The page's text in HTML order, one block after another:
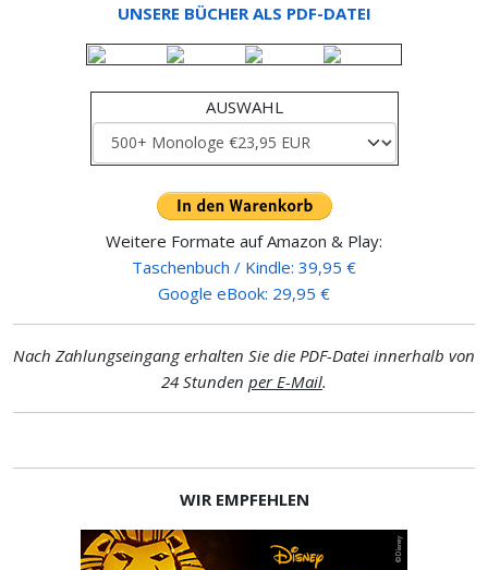
UNSERE BÜCHER ALS PDF-DATEI
AUSWAHL
Weitere Formate auf Amazon & Play:
Taschenbuch / Kindle: 39,95 €
Google eBook: 29,95 €
Nach Zahlungseingang erhalten Sie die PDF-Datei innerhalb von
24 Stunden per E-Mail.
WIR EMPFEHLEN